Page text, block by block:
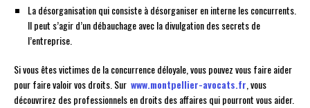
La désorganisation qui consiste à désorganiser en interne les concurrents.
Il peut s’agir d’un débauchage avec la divulgation des secrets de
l’entreprise.
Si vous êtes victimes de la concurrence déloyale, vous pouvez vous faire aider
pour faire valoir vos droits. Sur www.montpellier-avocats.fr , vous
découvrirez des professionnels en droits des affaires qui pourront vous aider.